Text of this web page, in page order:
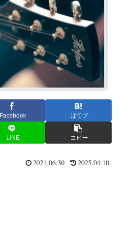
Facebook はてブ
LINE コピー
2021.06.30 2025.04.10